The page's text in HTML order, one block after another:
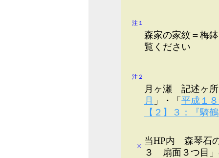
注１
森家の家紋＝梅
覧ください
注２
月ヶ瀬 記述ヶ
月 」・「 平成１
【２】３：『騎
※
当HP内 森琴石
３ 扇面３つ目